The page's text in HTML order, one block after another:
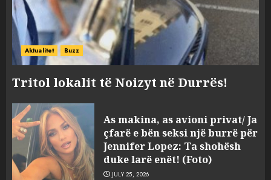
Aktualitet Buzz
Tritol lokalit të Noizyt në Durrës!
As makina, as avioni privat/ Ja
çfarë e bën seksi një burrë për
Jennifer Lopez: Ta shohësh
duke larë enët! (Foto)
JULY 25, 2026